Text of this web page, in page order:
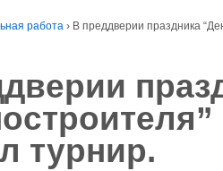
работа › В преддверии праздника
турнир.